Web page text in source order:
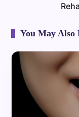
You May Also